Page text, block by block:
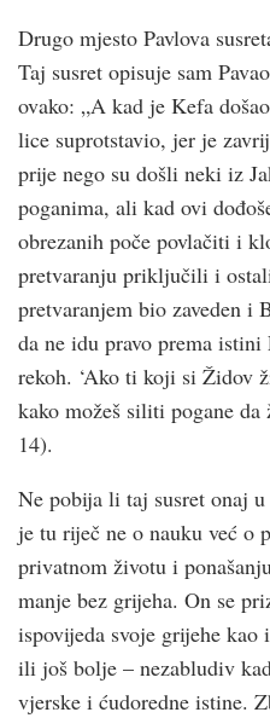
Drugo mjesto Pavlova
Taj susret opisuje sam
ovako: „A kad je Kefa
lice suprotstavio, jer je
prije nego su došli neki iz
poganima, ali kad ovi
obrezanih poče povlačiti i
pretvaranju priključili i
pretvaranjem bio zaveden i
da ne idu pravo prema
rekoh. ‘Ako ti koji si Židov
kako možeš siliti pogane
14).
Ne pobija li taj susret onaj
je tu riječ ne o nauku već o
privatnom životu i
manje bez grijeha. On se
ispovijeda svoje grijehe
ili još bolje – nezabludiv
vjerske i ćudoredne istine.